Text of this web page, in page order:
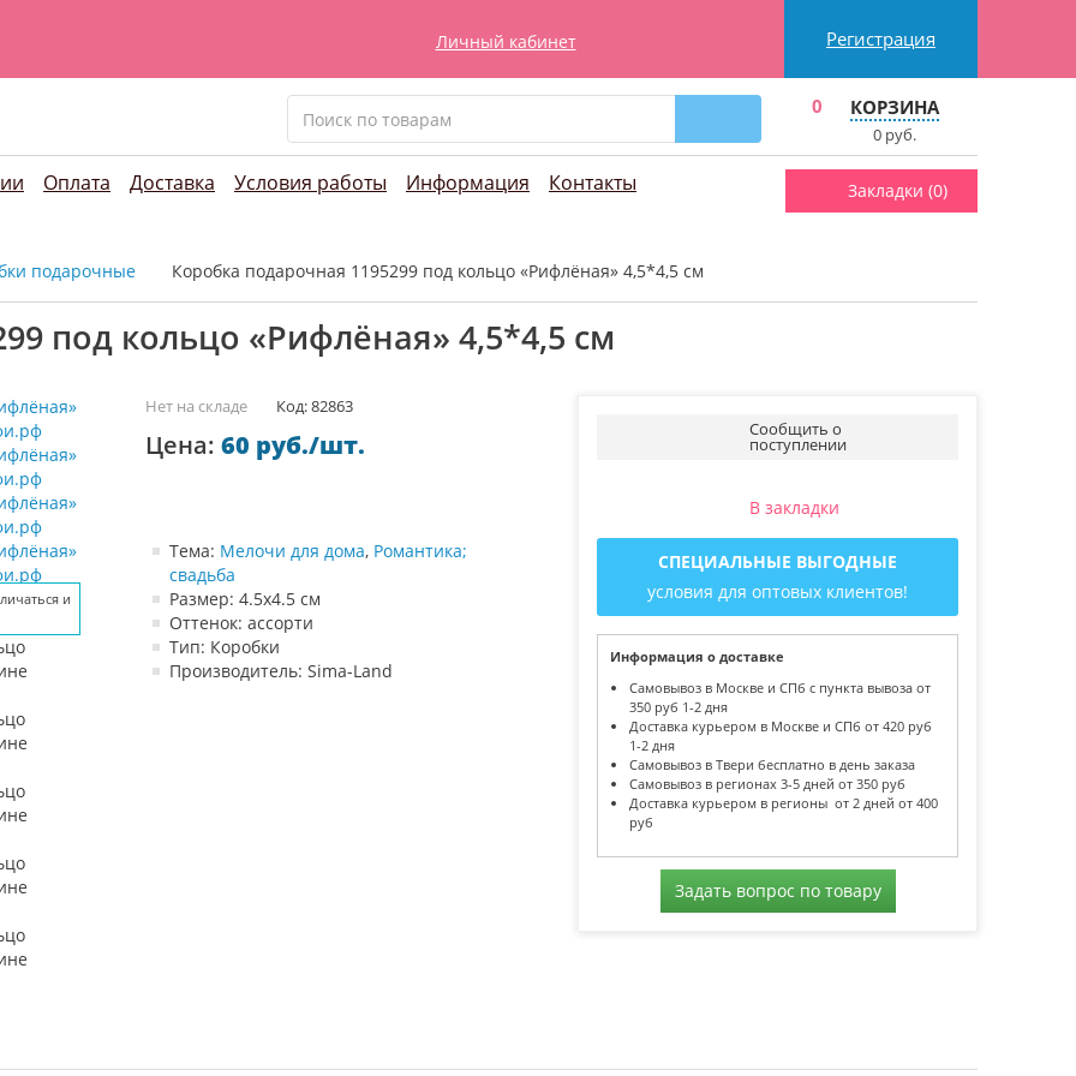
Личный кабинет Регистрация
0 КОРЗИНА
0руб.
Закладки (0)
Оплата Доставка Условия работы Информация Контакты
подарочные Коробка подарочная 1195299 под кольцо «Рифлёная» 4,5*4,5 см
под кольцо «Рифлёная» 4,5*4,5 см
и
и
и
и
и
Нет на складе Код: 82863
Цена: 60 руб./шт.
Тема: Мелочи для дома, Романтика;
свадьба
Размер: 4.5х4.5 см
Оттенок: ассорти
Тип: Коробки
Производитель: Sima-Land
Сообщить о
поступлении
В закладки
СПЕЦИАЛЬНЫЕ ВЫГОДНЫЕ
условия для оптовых клиентов!
Информация о доставке
Самовывоз в Москве и СПб с пункта вывоза от
350 руб 1-2 дня
Доставка курьером в Москве и СПб от 420 руб
1-2 дня
Самовывоз в Твери бесплатно в день заказа
Самовывоз в регионах 3-5 дней от 350 руб
Доставка курьером в регионы от 2 дней от 400
руб
Задать вопрос по товару